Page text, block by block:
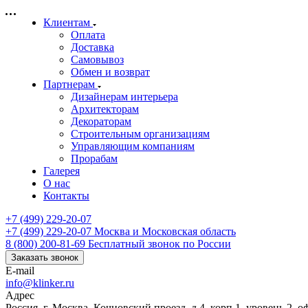
Клиентам
Оплата
Доставка
Самовывоз
Обмен и возврат
Партнерам
Дизайнерам интерьера
Архитекторам
Декораторам
Строительным организациям
Управляющим компаниям
Прорабам
Галерея
О нас
Контакты
+7 (499) 229-20-07
+7 (499) 229-20-07 Москва и Московская область
8 (800) 200-81-69 Бесплатный звонок по России
Заказать звонок
E-mail
info@klinker.ru
Адрес